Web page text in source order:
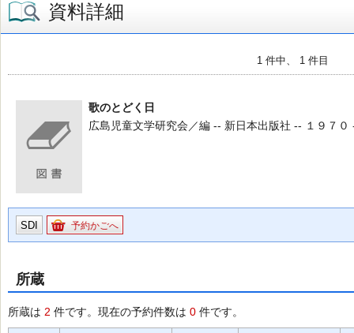
資料詳細
1 件中、 1 件目
歌のとどく日
広島児童文学研究会／編 -- 新日本出版社 -- １９７０
SDI 予約かごへ
所蔵
所蔵は 2 件です。現在の予約件数は 0 件です。